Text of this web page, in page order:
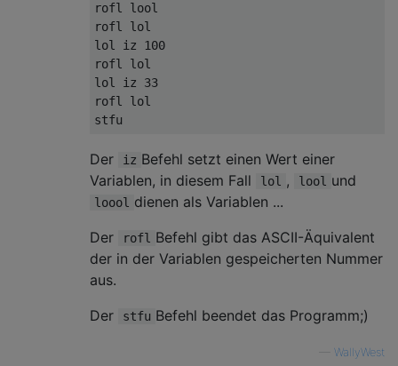
rofl lool
rofl lol
lol iz 100
rofl lol
lol iz 33
rofl lol
Der iz Befehl setzt einen Wert einer
Variablen, in diesem Fall
lol , lool und
loool dienen als Variablen ...
Der
rofl Befehl gibt das ASCII-Äquivalent
der in der Variablen gespeicherten Nummer
aus.
Der
stfu Befehl beendet das Programm;)
WallyWest